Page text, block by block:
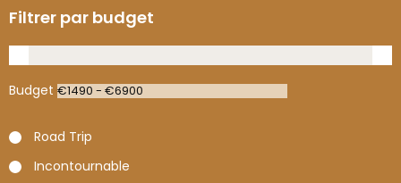
Filtrer par budget
Budget
Road Trip
Incontournable